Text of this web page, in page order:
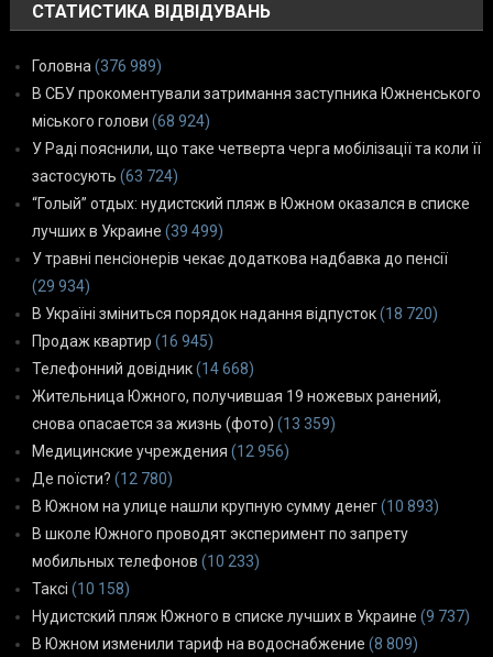
СТАТИСТИКА ВІДВІДУВАНЬ
Головна(376 989)
В СБУ прокоментували затримання заступника Южненського
міського голови (68 924)
У Раді пояснили, що таке четверта черга мобілізації та коли її
застосують (63 724)
“Голый” отдых: нудистский пляж в Южном оказался в списке
лучших в Украине (39 499)
У травні пенсіонерів чекає додаткова надбавка до пенсії
(29 934)
В Україні зміниться порядок надання відпусток(18 720)
Продаж квартир (16 945)
Телефонний довідник(14 668)
Жительница Южного, получившая 19 ножевых ранений,
снова опасается за жизнь (фото) (13 359)
Медицинские учреждения (12 956)
Де поїсти? (12 780)
В Южном на улице нашли крупную сумму денег(10 893)
В школе Южного проводят эксперимент по запрету
мобильных телефонов (10 233)
Таксі (10 158)
Нудистский пляж Южного в списке лучших в Украине (9 737)
В Южном изменили тариф на водоснабжение (8 809)